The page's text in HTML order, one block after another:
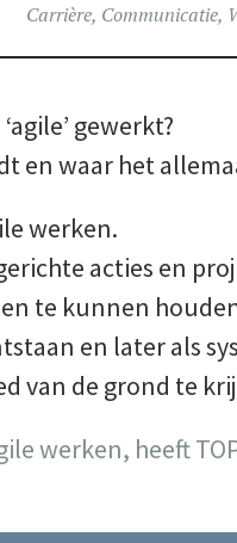
Carrière, Communicatie,
gewerkt?
en waar het
werken.
acties en
te kunnen
en later als
van de grond te
werken, heeft